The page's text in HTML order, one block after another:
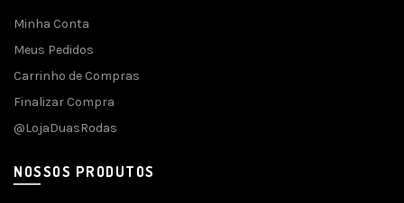
Minha Conta
Meus Pedidos
Carrinho de Compras
Finalizar Compra
@LojaDuasRodas
NOSSOS PRODUTOS